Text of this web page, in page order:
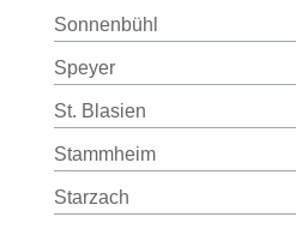
Sonnenbühl
Speyer
St. Blasien
Stammheim
Starzach